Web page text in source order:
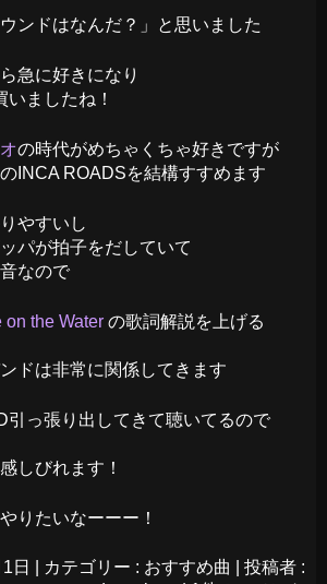
ウンドはなんだ？」と思いました
急に好きになり
ましたね！
の時代がめちゃくちゃ好きですが
INCA ROADSを結構すすめます
やすいし
パが拍子をだしていて
なので
on the Water の歌詞解説を上げる
ドは非常に関係してきます
引っ張り出してきて聴いてるので
しびれます！
りたいなーーー！
日 カテゴリー : おすすめ曲
投稿者 :